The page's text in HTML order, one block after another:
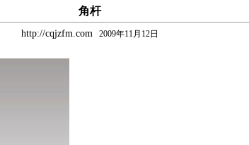
角杆
http://cqjzfm.com 2009年11月12日